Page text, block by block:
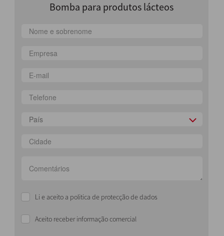
Bomba para produtos lácteos
País
Li e aceito a politica de protecção de dados
Aceito receber informação comercial